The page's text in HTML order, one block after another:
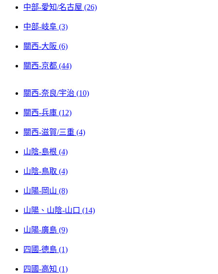
中部-愛知/名古屋 (26)
中部-岐阜 (3)
關西-大阪 (6)
關西-京都 (44)
關西-奈良/宇治 (10)
關西-兵庫 (12)
關西-滋賀/三重 (4)
山陰-島根 (4)
山陰-鳥取 (4)
山陽-岡山 (8)
山陽、山陰-山口 (14)
山陽-廣島 (9)
四國-德島 (1)
四國-高知 (1)